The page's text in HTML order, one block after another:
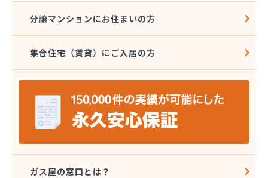
株式会社エコア 久留米営業所
株式会社エコア 筑豊営業所 山田店
株式会社エコア 筑豊営業所 田川店
株式会社エコア 筑豊営業所 飯塚店
株式会社エコア 福岡西営業所
株式会社エコア 福岡東営業所
株式会社エスケーエナジー
株式会社エネサンス九州 久留米営業所
株式会社カネマサ
株式会社キハラ
分譲マンションにお住まいの方
集合住宅（賃貸）にご入居の方
ガス屋の窓口とは？